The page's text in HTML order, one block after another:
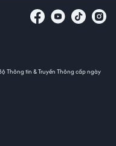
Thông tin & Truyền Thông cấp ngày